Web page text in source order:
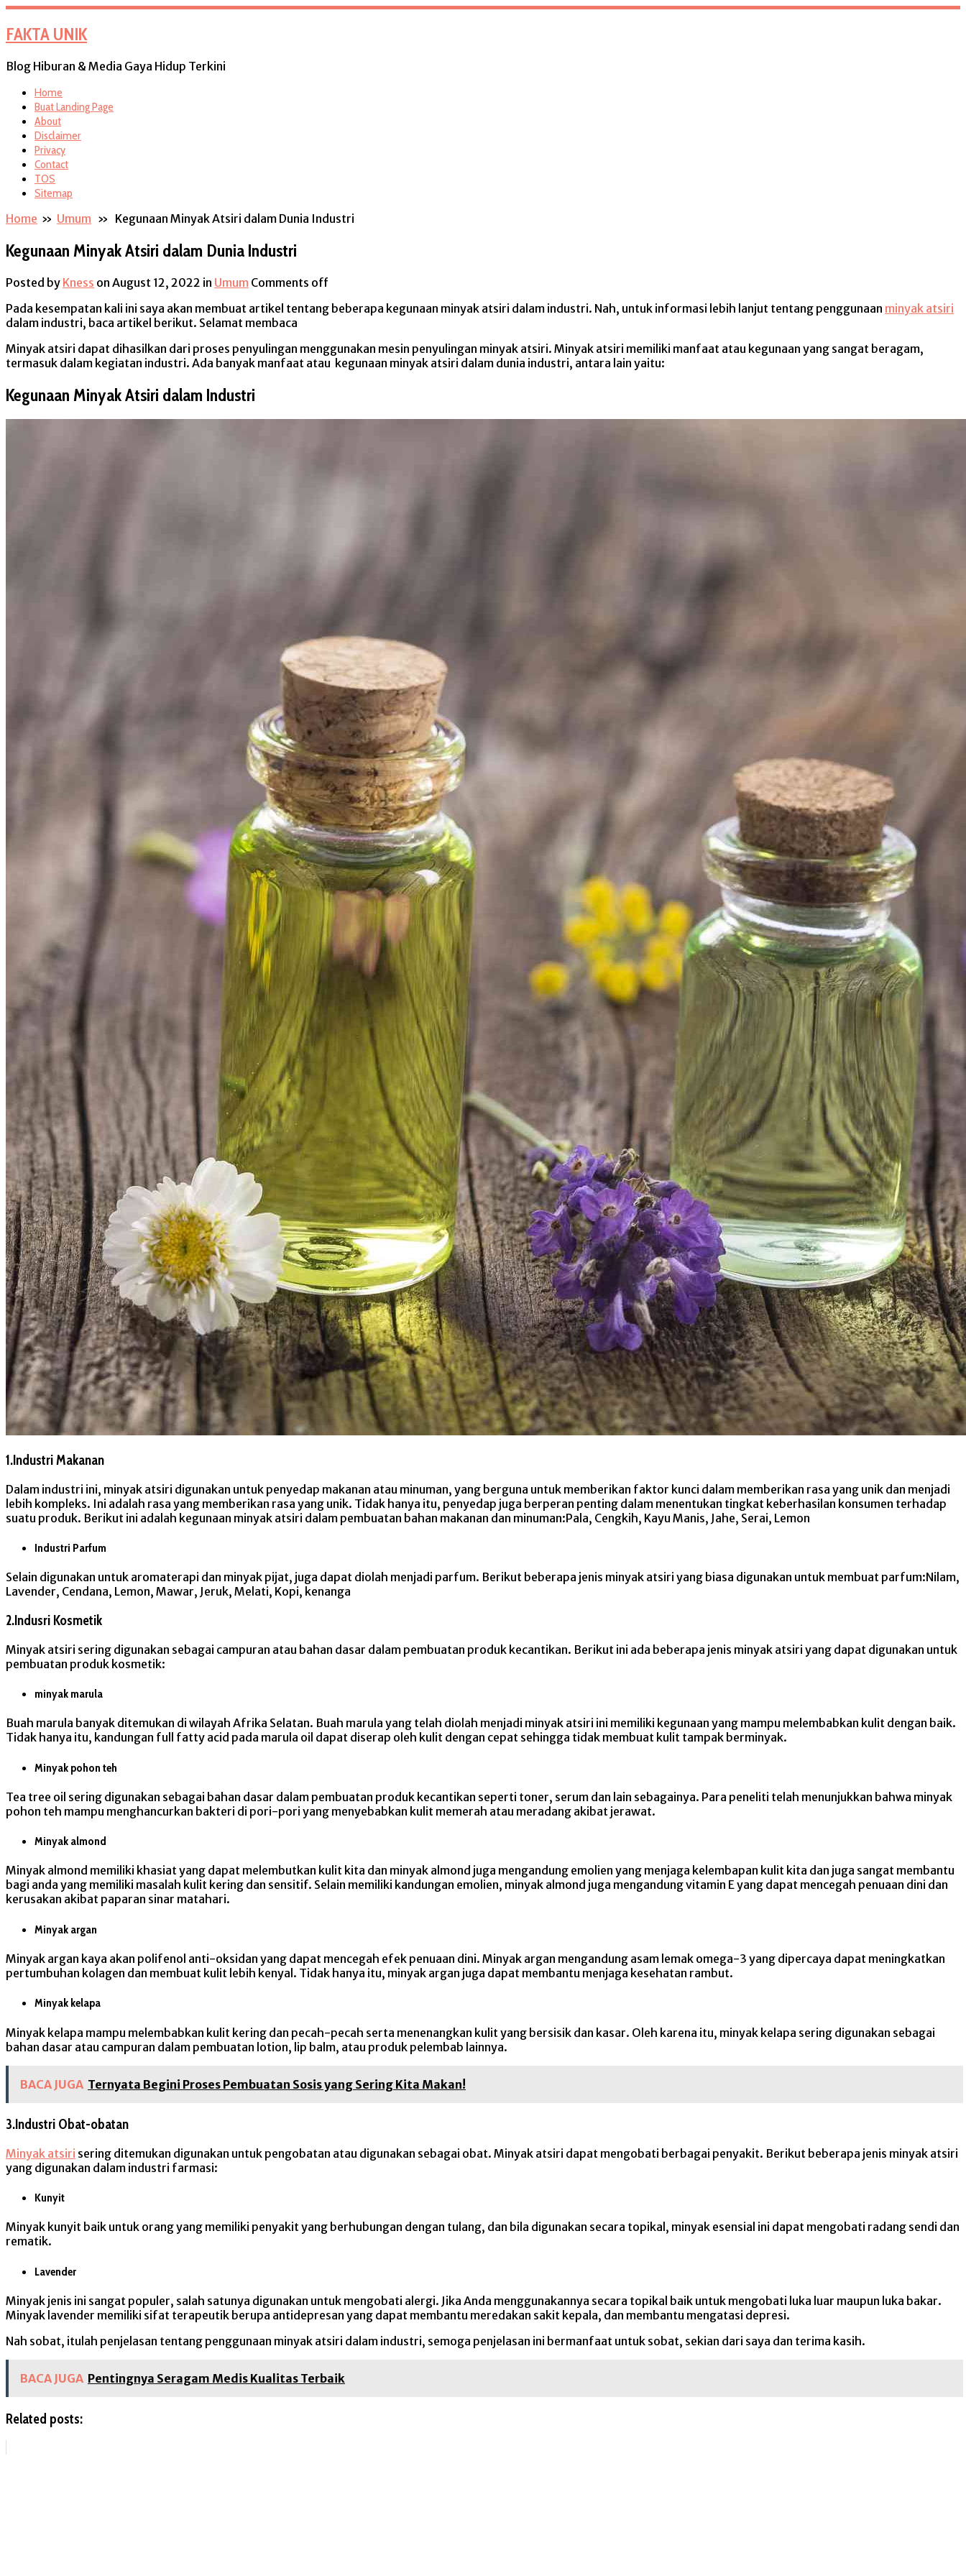
FAKTA UNIK
Blog Hiburan & Media Gaya Hidup Terkini
Home
Buat Landing Page
About
Disclaimer
Privacy
Contact
TOS
Sitemap
Home » Umum » Kegunaan Minyak Atsiri dalam Dunia Industri
Kegunaan Minyak Atsiri dalam Dunia Industri
Posted by Kness on August 12, 2022 in Umum Comments off
Pada kesempatan kali ini saya akan membuat artikel tentang beberapa kegunaan minyak atsiri dalam industri. Nah, untuk informasi lebih lanjut tentang penggunaan minyak atsiri
dalam industri, baca artikel berikut. Selamat membaca
Minyak atsiri dapat dihasilkan dari proses penyulingan menggunakan mesin penyulingan minyak atsiri. Minyak atsiri memiliki manfaat atau kegunaan yang sangat beragam,
termasuk dalam kegiatan industri. Ada banyak manfaat atau kegunaan minyak atsiri dalam dunia industri, antara lain yaitu:
Kegunaan Minyak Atsiri dalam Industri
1.Industri Makanan
Dalam industri ini, minyak atsiri digunakan untuk penyedap makanan atau minuman, yang berguna untuk memberikan faktor kunci dalam memberikan rasa yang unik dan menjadi
lebih kompleks. Ini adalah rasa yang memberikan rasa yang unik. Tidak hanya itu, penyedap juga berperan penting dalam menentukan tingkat keberhasilan konsumen terhadap
suatu produk. Berikut ini adalah kegunaan minyak atsiri dalam pembuatan bahan makanan dan minuman:Pala, Cengkih, Kayu Manis, Jahe, Serai, Lemon
Industri Parfum
Selain digunakan untuk aromaterapi dan minyak pijat, juga dapat diolah menjadi parfum. Berikut beberapa jenis minyak atsiri yang biasa digunakan untuk membuat parfum:Nilam,
Lavender, Cendana, Lemon, Mawar, Jeruk, Melati, Kopi, kenanga
2.Indusri Kosmetik
Minyak atsiri sering digunakan sebagai campuran atau bahan dasar dalam pembuatan produk kecantikan. Berikut ini ada beberapa jenis minyak atsiri yang dapat digunakan untuk
pembuatan produk kosmetik:
minyak marula
Buah marula banyak ditemukan di wilayah Afrika Selatan. Buah marula yang telah diolah menjadi minyak atsiri ini memiliki kegunaan yang mampu melembabkan kulit dengan baik.
Tidak hanya itu, kandungan full fatty acid pada marula oil dapat diserap oleh kulit dengan cepat sehingga tidak membuat kulit tampak berminyak.
Minyak pohon teh
Tea tree oil sering digunakan sebagai bahan dasar dalam pembuatan produk kecantikan seperti toner, serum dan lain sebagainya. Para peneliti telah menunjukkan bahwa minyak
pohon teh mampu menghancurkan bakteri di pori-pori yang menyebabkan kulit memerah atau meradang akibat jerawat.
Minyak almond
Minyak almond memiliki khasiat yang dapat melembutkan kulit kita dan minyak almond juga mengandung emolien yang menjaga kelembapan kulit kita dan juga sangat membantu
bagi anda yang memiliki masalah kulit kering dan sensitif. Selain memiliki kandungan emolien, minyak almond juga mengandung vitamin E yang dapat mencegah penuaan dini dan
kerusakan akibat paparan sinar matahari.
Minyak argan
Minyak argan kaya akan polifenol anti-oksidan yang dapat mencegah efek penuaan dini. Minyak argan mengandung asam lemak omega-3 yang dipercaya dapat meningkatkan
pertumbuhan kolagen dan membuat kulit lebih kenyal. Tidak hanya itu, minyak argan juga dapat membantu menjaga kesehatan rambut.
Minyak kelapa
Minyak kelapa mampu melembabkan kulit kering dan pecah-pecah serta menenangkan kulit yang bersisik dan kasar. Oleh karena itu, minyak kelapa sering digunakan sebagai
bahan dasar atau campuran dalam pembuatan lotion, lip balm, atau produk pelembab lainnya.
BACA JUGA Ternyata Begini Proses Pembuatan Sosis yang Sering Kita Makan!
3.Industri Obat-obatan
Minyak atsiri sering ditemukan digunakan untuk pengobatan atau digunakan sebagai obat. Minyak atsiri dapat mengobati berbagai penyakit. Berikut beberapa jenis minyak atsiri
yang digunakan dalam industri farmasi:
Kunyit
Minyak kunyit baik untuk orang yang memiliki penyakit yang berhubungan dengan tulang, dan bila digunakan secara topikal, minyak esensial ini dapat mengobati radang sendi dan
rematik.
Lavender
Minyak jenis ini sangat populer, salah satunya digunakan untuk mengobati alergi. Jika Anda menggunakannya secara topikal baik untuk mengobati luka luar maupun luka bakar.
Minyak lavender memiliki sifat terapeutik berupa antidepresan yang dapat membantu meredakan sakit kepala, dan membantu mengatasi depresi.
Nah sobat, itulah penjelasan tentang penggunaan minyak atsiri dalam industri, semoga penjelasan ini bermanfaat untuk sobat, sekian dari saya dan terima kasih.
BACA JUGA Pentingnya Seragam Medis Kualitas Terbaik
Related posts: